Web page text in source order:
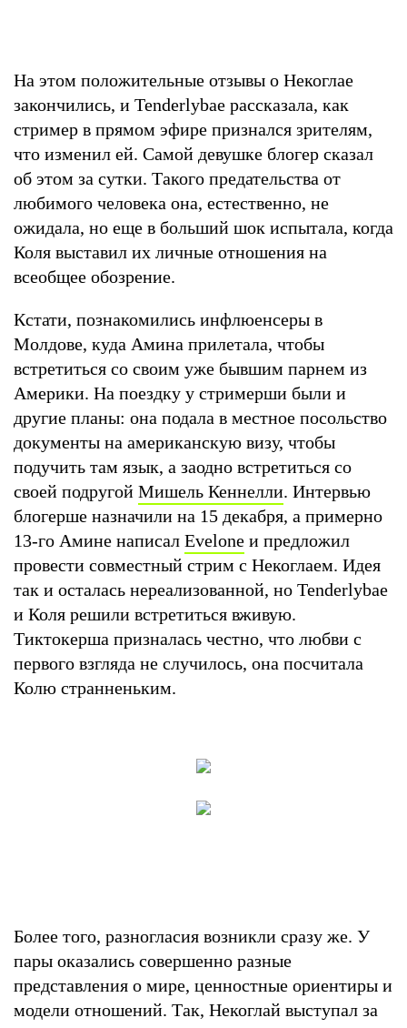
На этом положительные отзывы о Некоглае
закончились, и Tenderlybae рассказала, как
стример в прямом эфире признался зрителям,
что изменил ей. Самой девушке блогер сказал
об этом за сутки. Такого предательства от
любимого человека она, естественно, не
ожидала, но еще в больший шок испытала, когда
Коля выставил их личные отношения на
всеобщее обозрение.
Кстати, познакомились инфлюенсеры в
Молдове, куда Амина прилетала, чтобы
встретиться со своим уже бывшим парнем из
Америки. На поездку у стримерши были и
другие планы: она подала в местное посольство
документы на американскую визу, чтобы
подучить там язык, а заодно встретиться со
своей подругой Мишель Кеннелли. Интервью
блогерше назначили на 15 декабря, а примерно
13-го Амине написал Evelone и предложил
провести совместный стрим с Некоглаем. Идея
так и осталась нереализованной, но Tenderlybae
и Коля решили встретиться вживую.
Тиктокерша призналась честно, что любви с
первого взгляда не случилось, она посчитала
Колю странненьким.
Более того, разногласия возникли сразу же. У
пары оказались совершенно разные
представления о мире, ценностные ориентиры и
модели отношений. Так, Некоглай выступал за